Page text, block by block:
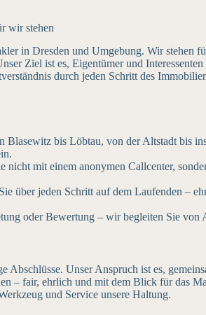
wir stehen
in Dresden und Umgebung. Wir stehen
Ziel ist es, Eigentümer und
durch jeden Schritt des
Blasewitz bis Löbtau, von der Altstadt bis
nicht mit einem anonymen Callcenter,
über jeden Schritt auf dem Laufenden –
oder Bewertung – wir begleiten Sie von
Abschlüsse. Unser Anspruch ist es,
– fair, ehrlich und mit dem Blick für das
und Service unsere Haltung.